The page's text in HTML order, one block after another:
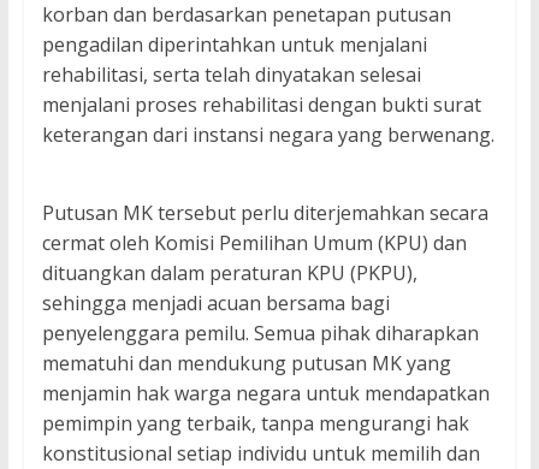
korban dan berdasarkan penetapan putusan
pengadilan diperintahkan untuk menjalani
rehabilitasi, serta telah dinyatakan selesai
menjalani proses rehabilitasi dengan bukti surat
keterangan dari instansi negara yang berwenang.
Putusan MK tersebut perlu diterjemahkan secara
cermat oleh Komisi Pemilihan Umum (KPU) dan
dituangkan dalam peraturan KPU (PKPU),
sehingga menjadi acuan bersama bagi
penyelenggara pemilu. Semua pihak diharapkan
mematuhi dan mendukung putusan MK yang
menjamin hak warga negara untuk mendapatkan
pemimpin yang terbaik, tanpa mengurangi hak
konstitusional setiap individu untuk memilih dan